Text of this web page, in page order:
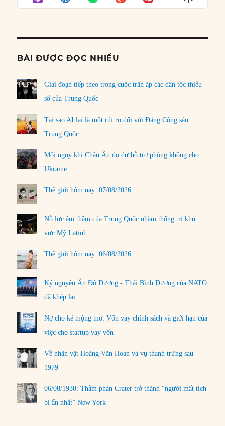
Podcast
BÀI ĐƯỢC ĐỌC NHIỀU
Giai đoạn tiếp theo trong cuộc trấn áp các dân tộc thiểu
số của Trung Quốc
Tại sao AI lại là một rủi ro đối với Đảng Cộng sản
Trung Quốc
Mối nguy khi Châu Âu do dự hỗ trợ phòng không cho
Ukraine
Thế giới hôm nay: 07/08/2026
Nỗ lực âm thầm của Trung Quốc nhằm thống trị khu
vực Mỹ Latinh
Thế giới hôm nay: 06/08/2026
Kỷ nguyên Ấn Độ Dương - Thái Bình Dương của NATO
đã khép lại
Nợ cho kẻ mộng mơ: Vốn vay chính sách và giới hạn của
việc cho startup vay vốn
Về nhân vật Hoàng Văn Hoan và vụ thanh trừng sau
1979
06/08/1930: Thẩm phán Crater trở thành “người mất tích
bí ẩn nhất” New York